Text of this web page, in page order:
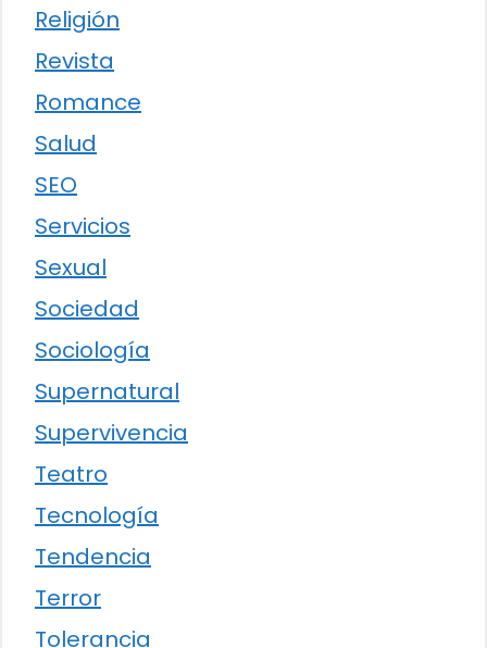
Religión
Revista
Romance
Salud
SEO
Servicios
Sexual
Sociedad
Sociología
Supernatural
Supervivencia
Teatro
Tecnología
Tendencia
Terror
Tolerancia